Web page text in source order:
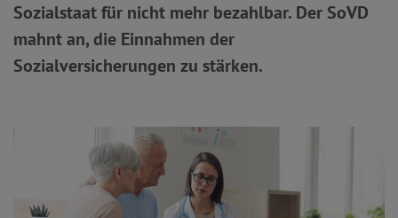
Sozialstaat für nicht mehr bezahlbar. Der SoVD
mahnt an, die Einnahmen der
Sozialversicherungen zu stärken.